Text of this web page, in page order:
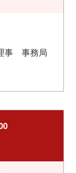
事 事務局